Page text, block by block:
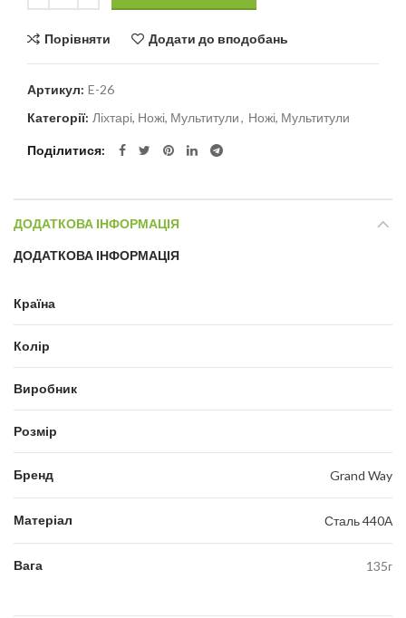
Порівняти Додати до вподобань
Артикул: E-26
Категорії: Ліхтарі, Ножі, Мультитули, Ножі, Мультитули
Поділитися
ДОДАТКОВА ІНФОРМАЦІЯ
ДОДАТКОВА ІНФОРМАЦІЯ
Країна
Колір
Виробник
Розмір
Бренд Grand Way
Матеріал Сталь 440А
Вага 135г